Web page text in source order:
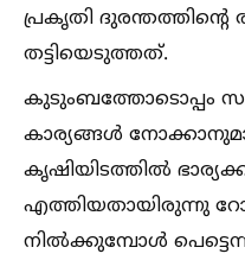
പ്രകൃതി
തട്ടിയെടുത്തത്.
കുടുംബത്തോടൊപ്പം
കാര്യങ്ങള്‍
കൃഷിയിടത്തില്‍
എത്തിയതായിരുന്നു
നില്‍ക്കുമ്പോള്‍